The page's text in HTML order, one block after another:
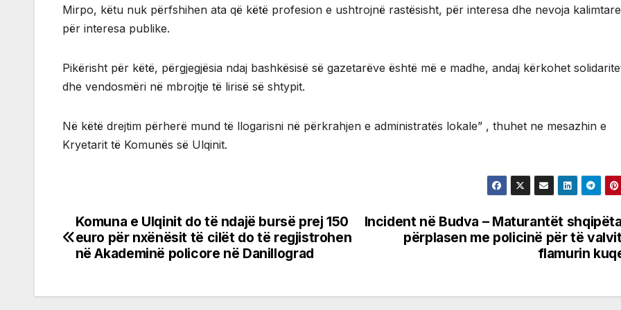
Mirpo, këtu nuk përfshihen ata që këtë profesion e ushtrojnë rastësisht, për interesa dhe nevoja
për interesa publike.
Pikërisht për këtë, përgjegjësia ndaj bashkësisë së gazetarëve është më e madhe, andaj kërkohet
dhe vendosmëri në mbrojtje të lirisë së shtypit.
Në këtë drejtim përherë mund të llogarisni në përkrahjen e administratës lokale” , thuhet ne mesazhin e
Kryetarit të Komunës së Ulqinit.
Post
navigation
Incident në Budva – Maturantët
përplasen me policinë për të
flamurin
Komuna e Ulqinit do të ndajë bursë prej 150
euro për nxënësit të cilët do të regjistrohen
në Akademinë policore në Danillograd